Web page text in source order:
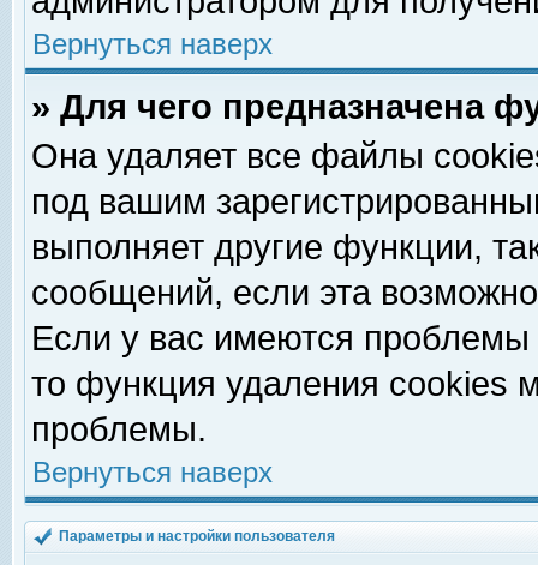
Вернуться наверх
» Для чего предназначена
Она удаляет все файлы
под вашим
выполняет другие функции,
сообщений, если эта
Если у вас имеются
то функция удаления cookies
проблемы.
Вернуться наверх
Параметры и настройки пользователя